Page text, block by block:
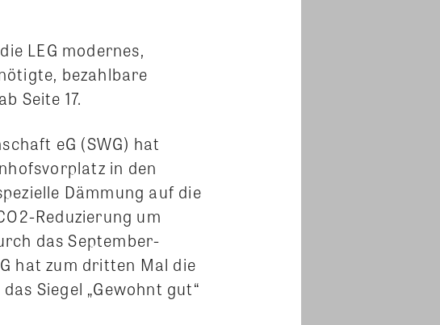
LEG modernes,
bezahlbare
Seite 17.
eG (SWG) hat
in den
Dämmung auf die
Reduzierung um
das September-
hat zum dritten Mal die
Siegel „Gewohnt gut“